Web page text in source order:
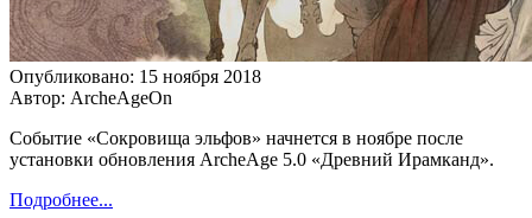
Опубликовано: 15 ноября 2018
Автор: ArcheAgeOn
Событие «Сокровища эльфов» начнется в ноябре после
установки обновления ArcheAge 5.0 «Древний Ирамканд».
Подробнее...